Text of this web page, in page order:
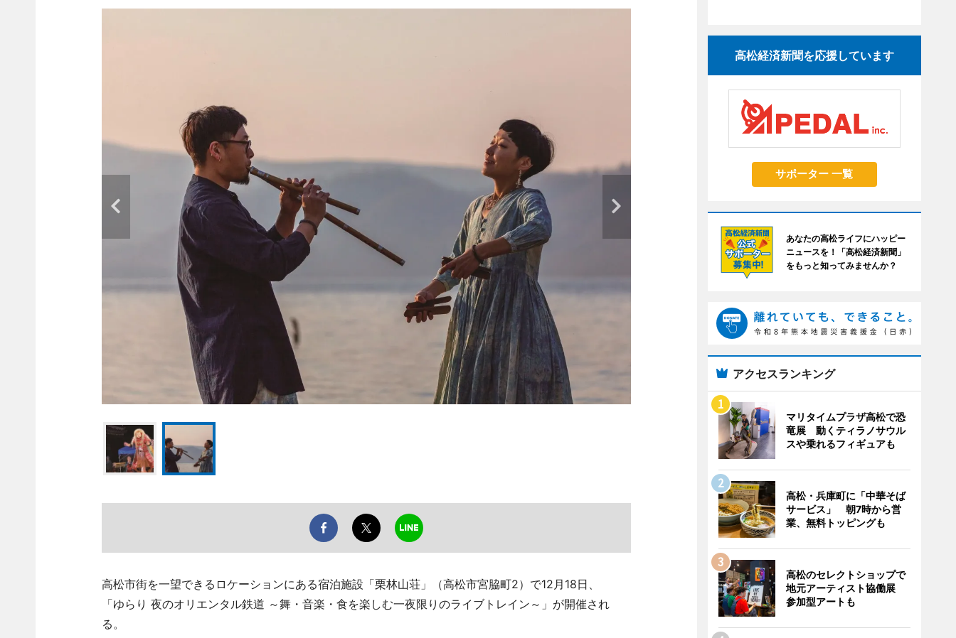
高松市街を一望できるロケーションにある宿泊施設「栗林山荘」（高松市宮脇町2）で12月18日、
「ゆらり 夜のオリエンタル鉄道 ～舞・音楽・食を楽しむ一夜限りのライブトレイン～」が開催され
る。
高松経済新聞を応援しています
サポーター 一覧
あなたの高松ライフにハッピー
ニュースを！「高松経済新聞」
をもっと知ってみませんか？
アクセスランキング
マリタイムプラザ高松で恐
竜展 動くティラノサウル
スや乗れるフィギュアも
高松・兵庫町に「中華そば
サービス」 朝7時から営
業、無料トッピングも
高松のセレクトショップで
地元アーティスト協働展
参加型アートも